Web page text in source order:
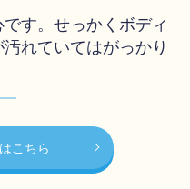
す。せっかくボディ
れていてはがっかり
こちら